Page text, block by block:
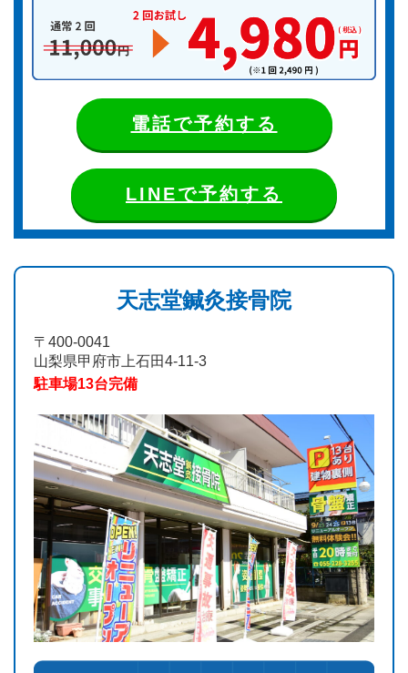
電話で予約する
LINEで予約する
天志堂鍼灸接骨院
〒400-0041
山梨県甲府市上石田4-11-3
駐車場13台完備